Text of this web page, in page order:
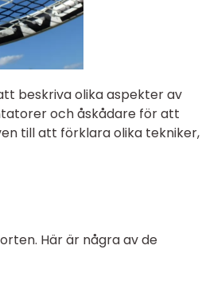
beskriva olika aspekter av
och åskådare för att
till att förklara olika tekniker,
Här är några av de